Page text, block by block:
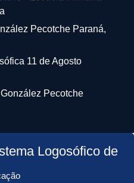
Pecotche Paraná,
11 de Agosto
Pecotche
Logosófico de